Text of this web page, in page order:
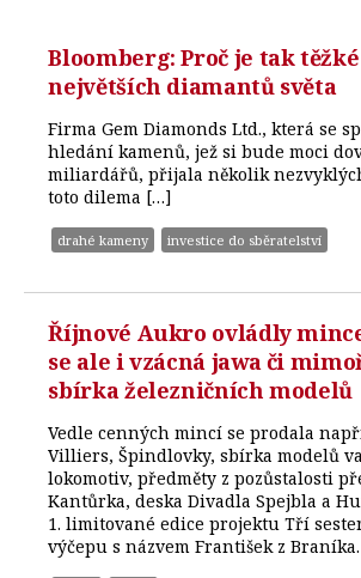
Bloomberg: Proč je tak
největších diamantů světa
Firma Gem Diamonds Ltd., která se
hledání kamenů, jež si bude moci
miliardářů, přijala několik
toto dilema […]
drahé kameny investice do sběratelství
Říjnové Aukro ovládly
se ale i vzácná jawa či
sbírka železničních modelů
Vedle cenných mincí se prodala
Villiers, Špindlovky, sbírka modelů
lokomotiv, předměty z pozůstalosti
Kantůrka, deska Divadla Spejbla a
1. limitované edice projektu Tří
výčepu s názvem František z Braníka.